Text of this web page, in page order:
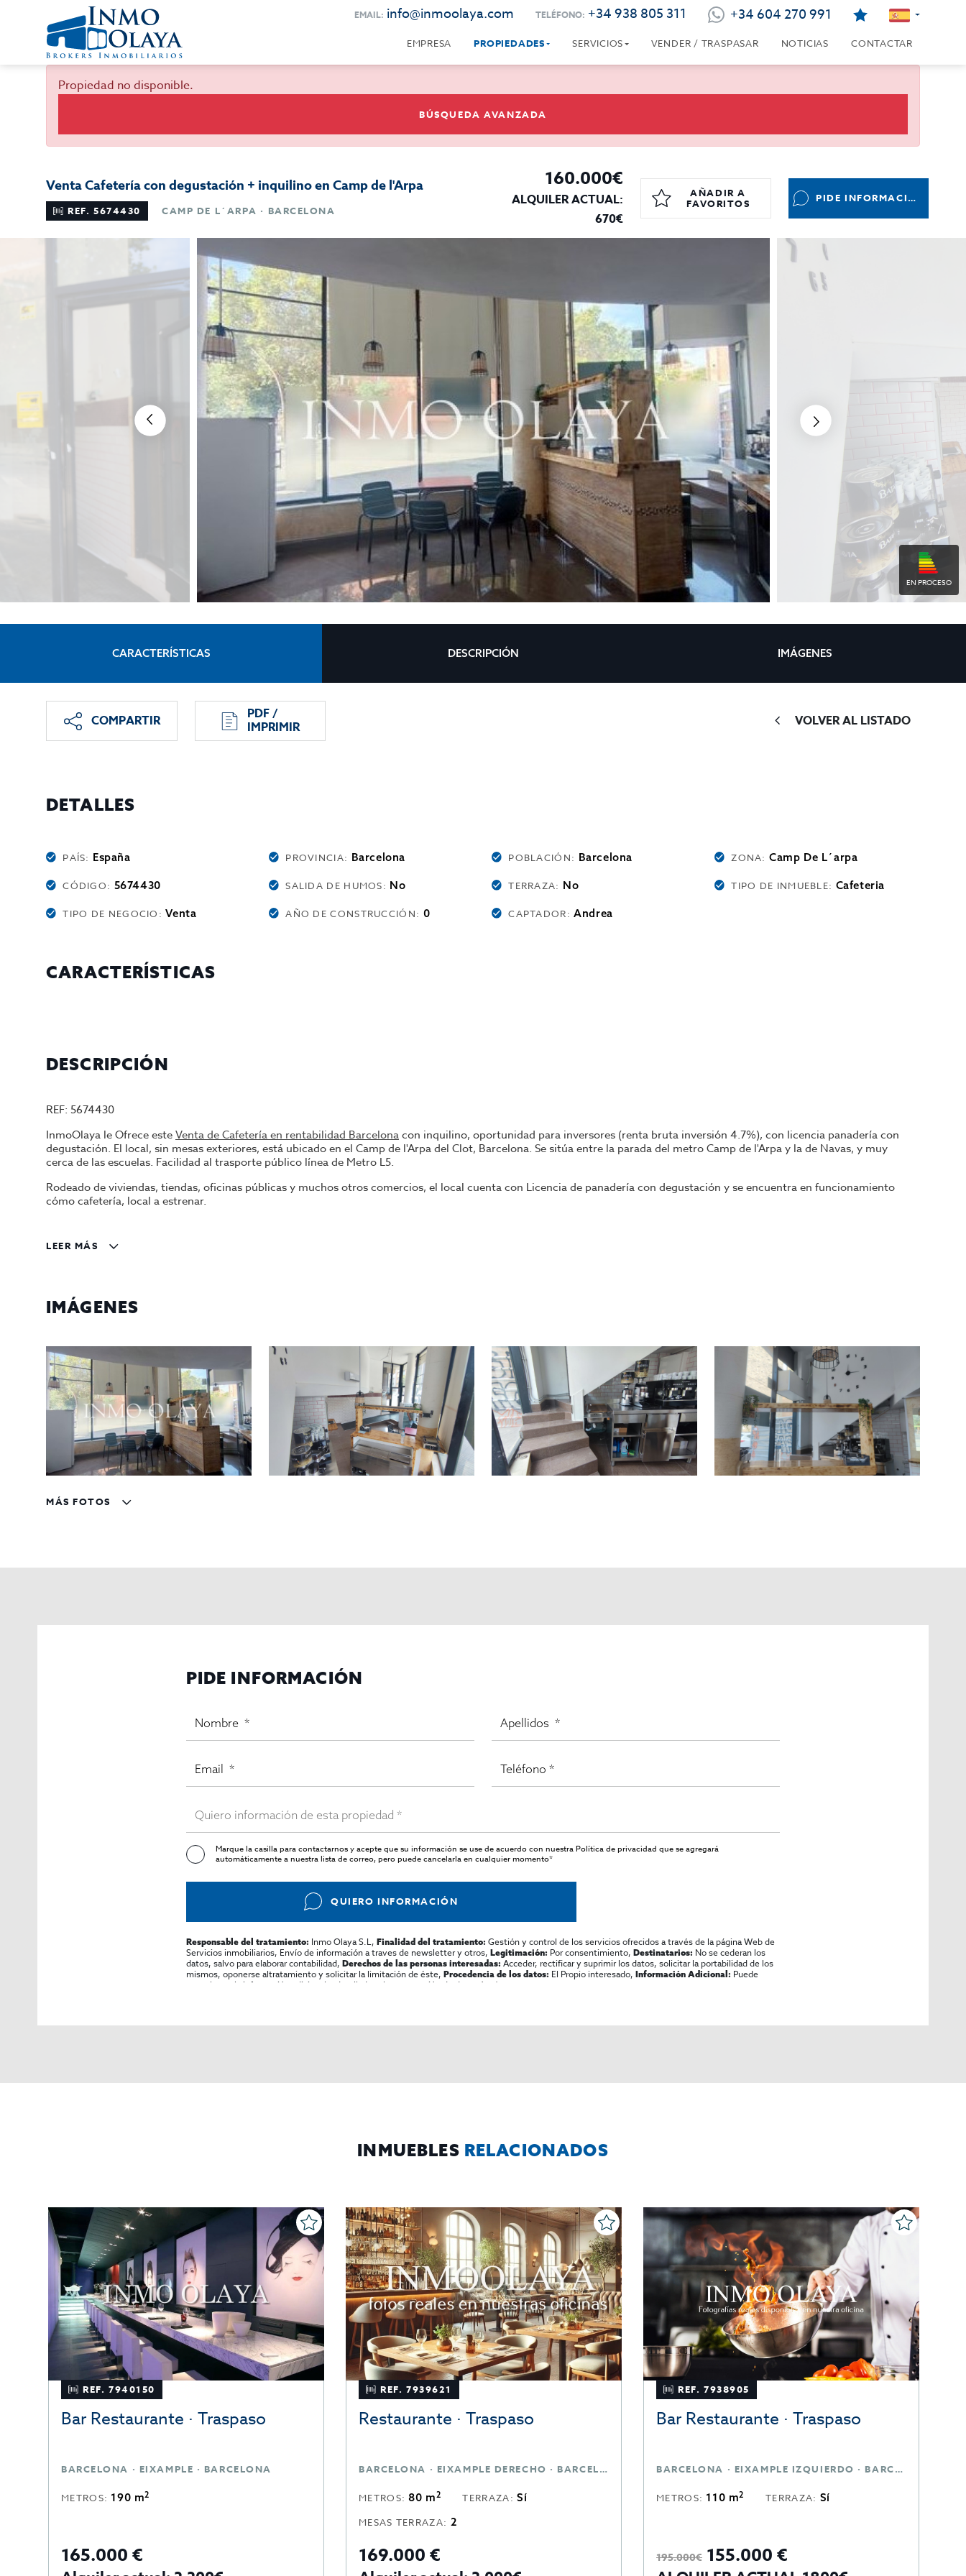
EMAIL: info@inmoolaya.com TELÉFONO: +34 938 805 311 +34 604 270 991
EMPRESA PROPIEDADES SERVICIOS VENDER / TRASPASAR NOTICIAS CONTACTAR
Propiedad no disponible.
BÚSQUEDA AVANZADA
Venta Cafetería con degustación + inquilino en Camp de l'Arpa
REF. 5674430 CAMP DE L´ARPA · BARCELONA
160.000€
ALQUILER ACTUAL:
670€
AÑADIR A
FAVORITOS
PIDE INFORMACIÓN
EN PROCESO
CARACTERÍSTICAS DESCRIPCIÓN IMÁGENES
COMPARTIR PDF /
IMPRIMIR VOLVER AL LISTADO
DETALLES
PAÍS: España PROVINCIA: Barcelona POBLACIÓN: Barcelona ZONA:Camp De L´arpa
CÓDIGO: 5674430 SALIDA DE HUMOS: No TERRAZA: No TIPO DE INMUEBLE: Cafeteria
TIPO DE NEGOCIO:Venta AÑO DE CONSTRUCCIÓN: 0 CAPTADOR:Andrea
CARACTERÍSTICAS
DESCRIPCIÓN
REF: 5674430
InmoOlaya le Ofrece esteVenta de Cafetería en rentabilidad Barcelonacon inquilino, oportunidad para inversores (renta bruta inversión 4.7%), con licencia panadería con
degustación. El local, sin mesas exteriores, está ubicado en el Camp de l'Arpa del Clot, Barcelona. Se sitúa entre la parada del metro Camp de l'Arpa y la de Navas, y muy
cerca de las escuelas. Facilidad al trasporte público línea de Metro L5.
Rodeado de viviendas, tiendas, oficinas públicas y muchos otros comercios, el local cuenta con Licencia de panadería con degustación y se encuentra en funcionamiento
cómo cafetería, local a estrenar.
muy visible y un almacén de 25m2. Está en perfecto estado y completamente equipado para su funcionamiento; dispone de barra con cafetera, pica, tostadora, lavavajillas.
Tiene 2 baños.
Gestiona InmoOlaya
hostelería en traspaso de Barcelona. Un asesor le acompañara en todo el proceso, ahorrando tiempo y seleccionando los mejores negocios para su proyecto.
LEER MÁS
IMÁGENES
MÁS FOTOS
PIDE INFORMACIÓN
Marque la casilla para contactarnos y acepte que su información se use de acuerdo con nuestraPolítica de privacidad que se agregará
automáticamente a nuestra lista de correo, pero puede cancelarla en cualquier momento*
QUIERO INFORMACIÓN
Responsable del tratamiento: Inmo Olaya S.L, Finalidad del tratamiento: Gestión y control de los servicios ofrecidos a través de la página Web de
Servicios inmobiliarios, Envío de información a traves de newsletter y otros, Legitimación: Por consentimiento, Destinatarios: No se cederan los
datos, salvo para elaborar contabilidad, Derechos de las personas interesadas: Acceder, rectificar y suprimir los datos, solicitar la portabilidad de los
mismos, oponerse altratamiento y solicitar la limitación de éste, Procedencia de los datos: El Propio interesado, Información Adicional: Puede
consultarse la información adicional y detallada sobre protección de datos
Aquí.
INMUEBLES RELACIONADOS
REF. 7940150
Bar Restaurante · Traspaso
BARCELONA · EIXAMPLE · BARCELONA
METROS: 190 m2
165.000 €
REF. 7939621
Restaurante · Traspaso
BARCELONA · EIXAMPLE DERECHO · BARCELONA
METROS:80 m2 TERRAZA:Sí
MESAS TERRAZA: 2
169.000 €
REF. 7938905
Bar Restaurante · Traspaso
BARCELONA · EIXAMPLE IZQUIERDO · BARCELONA
METROS: 110 m2 TERRAZA: Sí
195.000€ 155.000 €